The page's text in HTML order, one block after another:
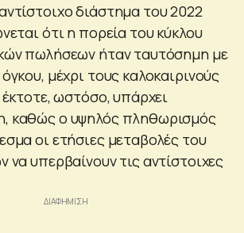
διάστημα του 2022
ότι η πορεία του κύκλου
πωλήσεων ήταν ταυτόσημη με
μέχρι τους καλοκαιρινούς
έκτοτε, ωστόσο, υπάρχει
καθώς ο υψηλός πληθωρισμός
οι ετήσιες μεταβολές του
να υπερβαίνουν τις αντίστοιχες